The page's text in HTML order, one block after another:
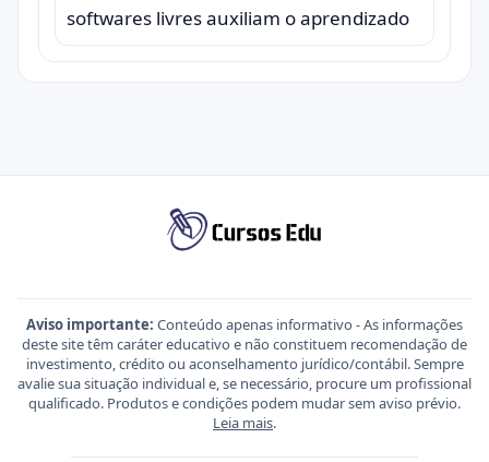
softwares livres auxiliam o aprendizado
Aviso importante: Conteúdo apenas informativo - As informações
deste site têm caráter educativo e não constituem recomendação de
investimento, crédito ou aconselhamento jurídico/contábil. Sempre
avalie sua situação individual e, se necessário, procure um profissional
qualificado. Produtos e condições podem mudar sem aviso prévio.
Leia mais.